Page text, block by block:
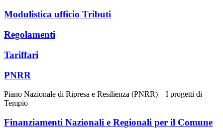
Modulistica ufficio Tributi
Regolamenti
Tariffari
PNRR
Piano Nazionale di Ripresa e Resilienza (PNRR) – I progetti di
Tempio
Finanziamenti Nazionali e Regionali per il Comune